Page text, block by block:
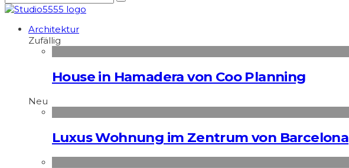
Architektur
Zufällig
House in Hamadera von Coo Planning
Neu
Luxus Wohnung im Zentrum von Barcelona